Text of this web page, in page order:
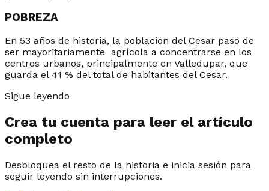
POBREZA
En 53 años de historia, la población del Cesar pasó de
ser mayoritariamente agrícola a concentrarse en los
centros urbanos, principalmente en Valledupar, que
guarda el 41 % del total de habitantes del Cesar.
Sigue leyendo
Crea tu cuenta para leer el artículo
completo
Desbloquea el resto de la historia e inicia sesión para
seguir leyendo sin interrupciones.